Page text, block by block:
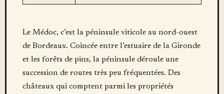
Le Médoc, c’est la péninsule viticole au nord-ouest
de Bordeaux. Coincée entre l’estuaire de la Gironde
et les forêts de pins, la péninsule déroule une
succession de routes très peu fréquentées. Des
châteaux qui comptent parmi les propriétés